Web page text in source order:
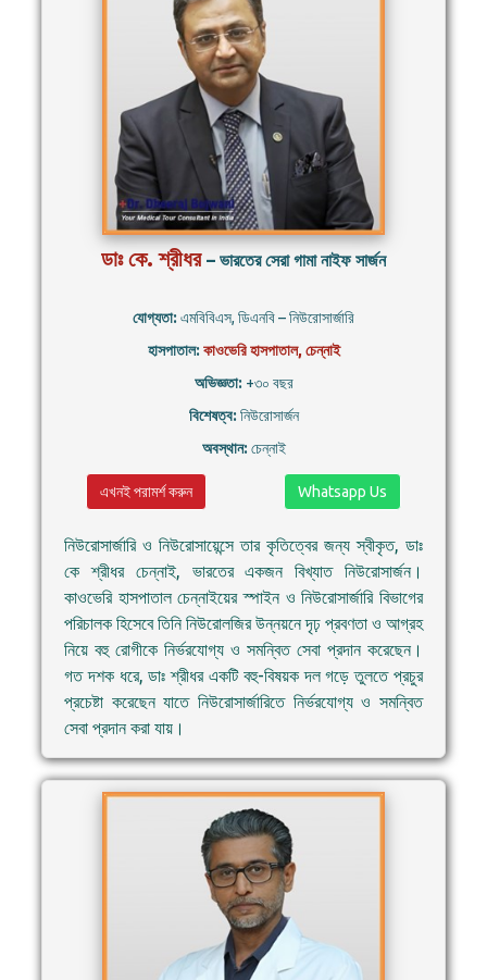
ডাঃ কে. শ্রীধর – ভারতের সেরা গামা নাইফ সার্জন
যোগ্যতা: এমবিবিএস, ডিএনবি – নিউরোসার্জারি
হাসপাতাল: কাওভেরি হাসপাতাল, চেন্নাই
অভিজ্ঞতা: +৩০ বছর
বিশেষত্ব: নিউরোসার্জন
অবস্থান: চেন্নাই
এখনই পরামর্শ করুন Whatsapp Us
নিউরোসার্জারি ও নিউরোসায়েন্সে তার কৃতিত্বের জন্য স্বীকৃত, ডাঃ
কে শ্রীধর চেন্নাই, ভারতের একজন বিখ্যাত নিউরোসার্জন।
কাওভেরি হাসপাতাল চেন্নাইয়ের স্পাইন ও নিউরোসার্জারি বিভাগের
পরিচালক হিসেবে তিনি নিউরোলজির উন্নয়নে দৃঢ় প্রবণতা ও আগ্রহ
নিয়ে বহু রোগীকে নির্ভরযোগ্য ও সমন্বিত সেবা প্রদান করেছেন।
গত দশক ধরে, ডাঃ শ্রীধর একটি বহু-বিষয়ক দল গড়ে তুলতে প্রচুর
প্রচেষ্টা করেছেন যাতে নিউরোসার্জারিতে নির্ভরযোগ্য ও সমন্বিত
সেবা প্রদান করা যায়।